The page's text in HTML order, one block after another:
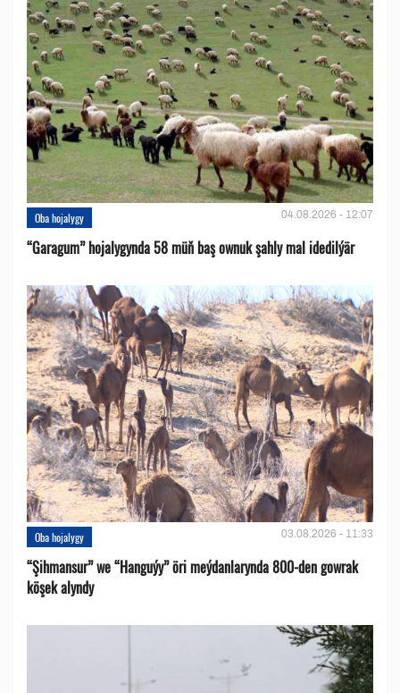
Oba hojalygy 04.08.2026 - 12:07
“Garagum” hojalygynda 58 müň baş ownuk şahly mal idedilýär
Oba hojalygy 03.08.2026 - 11:33
“Şihmansur” we “Hanguýy” öri meýdanlarynda 800-den gowrak
köşek alyndy